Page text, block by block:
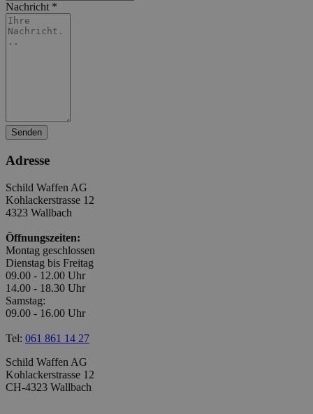
Nachricht *
Senden
Adresse
Schild Waffen AG
Kohlackerstrasse 12
4323 Wallbach
Öffnungszeiten:
Montag geschlossen
Dienstag bis Freitag
09.00 - 12.00 Uhr
14.00 - 18.30 Uhr
Samstag:
09.00 - 16.00 Uhr
Tel: 061 861 14 27
Schild Waffen AG
Kohlackerstrasse 12
CH-4323 Wallbach